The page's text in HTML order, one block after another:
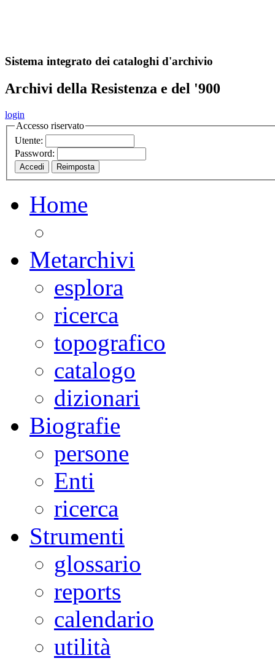
Sistema integrato dei cataloghi d'archivio
Archivi della Resistenza e del '900
login
Accesso riservato
Utente:
Password:
Home
Metarchivi
esplora
ricerca
topografico
catalogo
dizionari
Biografie
persone
Enti
ricerca
Strumenti
glossario
reports
calendario
utilità